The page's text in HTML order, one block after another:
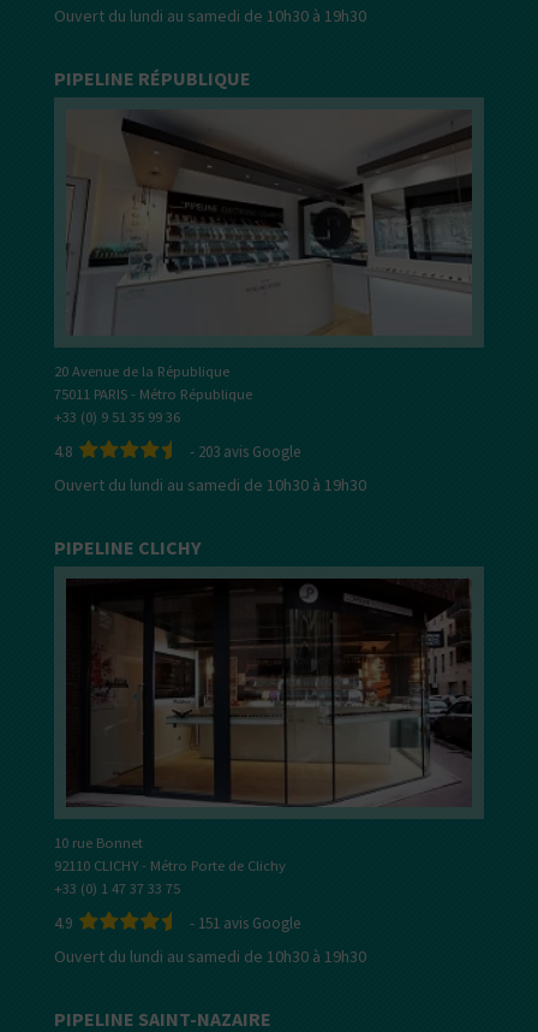
Ouvert du lundi au samedi de 10h30 à 19h30
PIPELINE RÉPUBLIQUE
20 Avenue de la République
75011 PARIS - Métro République
+33 (0) 9 51 35 99 36
4.8 - 203 avis Google
Ouvert du lundi au samedi de 10h30 à 19h30
PIPELINE CLICHY
10 rue Bonnet
92110 CLICHY - Métro Porte de Clichy
+33 (0) 1 47 37 33 75
4.9 - 151 avis Google
Ouvert du lundi au samedi de 10h30 à 19h30
PIPELINE SAINT-NAZAIRE